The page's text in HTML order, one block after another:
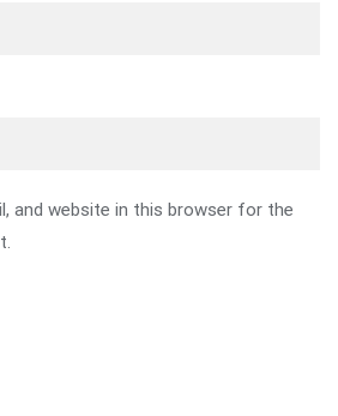
and website in this browser for the